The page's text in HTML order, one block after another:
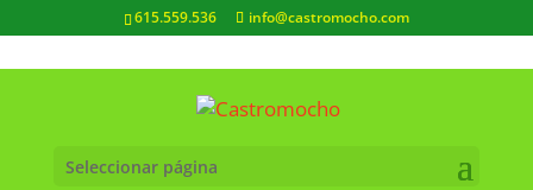
615.559.536 info@castromocho.com
Seleccionar página